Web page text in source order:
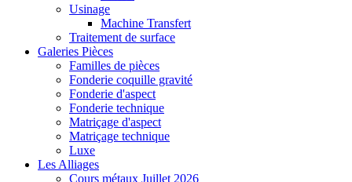
Usinage
Machine Transfert
Traitement de surface
Galeries Pièces
Familles de pièces
Fonderie coquille gravité
Fonderie d'aspect
Fonderie technique
Matriçage d'aspect
Matriçage technique
Luxe
Les Alliages
Cours métaux Juillet 2026